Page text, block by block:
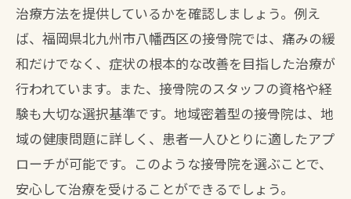
治療後の日常生活でのケア方法
多角的な治療アプローチの紹介
患者参加型の治療計画の重要性
坐骨神経痛の予防策とアドバイス
地域密着の接骨院が提供する坐骨神経痛への
最新アプローチ
最新の研究に基づく治療法
治療方法を提供しているかを確認しましょう。例え
ば、福岡県北九州市八幡西区の接骨院では、痛みの緩
和だけでなく、症状の根本的な改善を目指した治療が
行われています。また、接骨院のスタッフの資格や経
験も大切な選択基準です。地域密着型の接骨院は、地
域の健康問題に詳しく、患者一人ひとりに適したアプ
ローチが可能です。このような接骨院を選ぶことで、
安心して治療を受けることができるでしょう。